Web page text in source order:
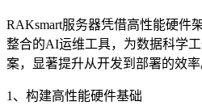
RAKsmart服务器凭借高性能硬件
整合的AI运维工具，为数据科学
案，显著提升从开发到部署的效率
1、构建高性能硬件基础